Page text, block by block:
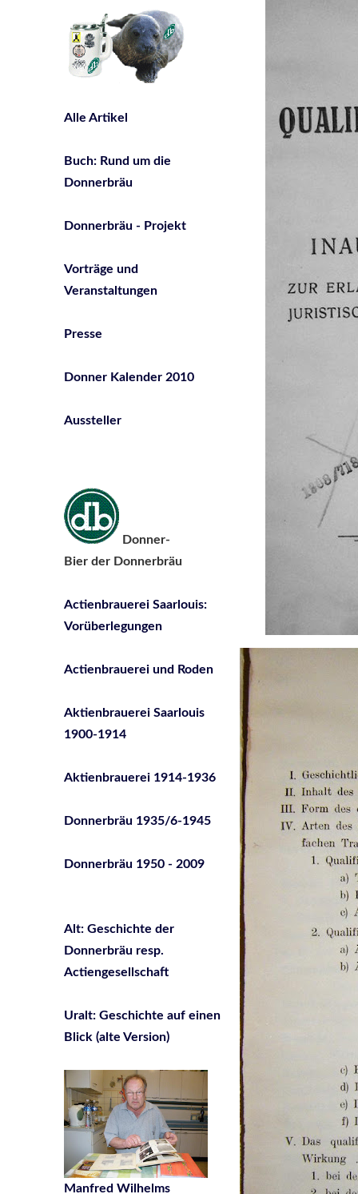
Alle Artikel
Buch: Rund um die
Donnerbräu
Donnerbräu - Projekt
Vorträge und
Veranstaltungen
Presse
Donner Kalender 2010
Aussteller
Donner-
Bier der Donnerbräu
Actienbrauerei Saarlouis:
Vorüberlegungen
Actienbrauerei und Roden
Aktienbrauerei Saarlouis
1900-1914
Aktienbrauerei 1914-1936
Donnerbräu 1935/6-1945
Donnerbräu 1950 - 2009
Alt: Geschichte der
Donnerbräu resp.
Actiengesellschaft
Uralt: Geschichte auf einen
Blick (alte Version)
Manfred Wilhelms